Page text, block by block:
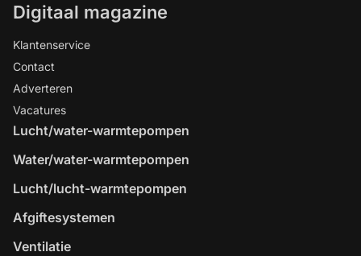
Digitaal magazine
Klantenservice
Contact
Adverteren
Vacatures
Lucht/water-warmtepompen
Water/water-warmtepompen
Lucht/lucht-warmtepompen
Afgiftesystemen
Ventilatie